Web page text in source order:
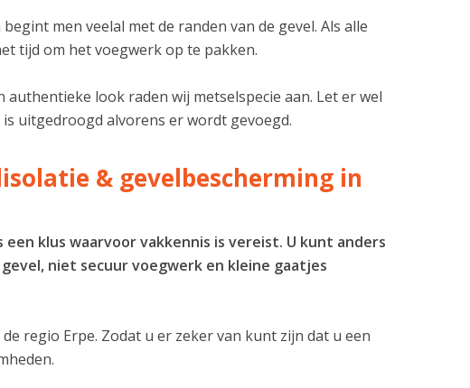
men veelal met de randen van de gevel. Als alle
tijd om het voegwerk op te pakken.
look raden wij metselspecie aan. Let er wel
uitgedroogd alvorens er wordt gevoegd.
& gevelbescherming in
klus waarvoor vakkennis is vereist. U kunt anders
niet secuur voegwerk en kleine gaatjes
regio Erpe. Zodat u er zeker van kunt zijn dat u een